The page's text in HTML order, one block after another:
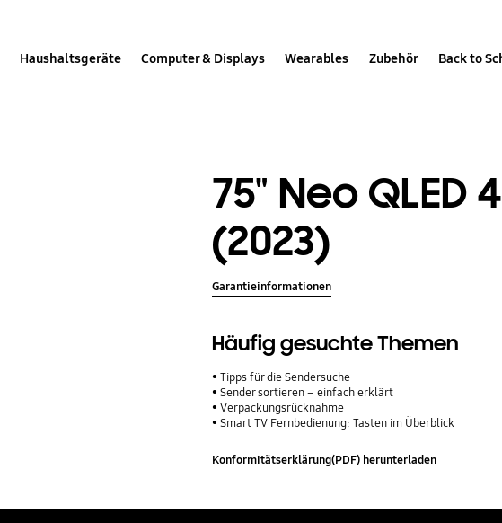
Haushaltsgeräte Computer & Displays Wearables Zubehör Back to
75" Neo QLED
(2023)
Garantieinformationen
Häufig gesuchte Themen
Tipps für die Sendersuche
Sender sortieren – einfach erklärt
Verpackungsrücknahme
Smart TV Fernbedienung: Tasten im Überblick
Konformitätserklärung(PDF) herunterladen